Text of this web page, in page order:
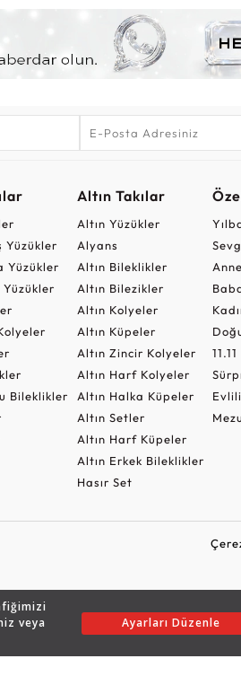
veya
Ayarları Düzenle
Yüzükler
Yüzükler
Bileklikler
Altın Takılar
Altın Yüzükler
Alyans
Altın Bileklikler
Altın Bilezikler
Altın Kolyeler
Altın Küpeler
Altın Zincir Kolyeler
Altın Harf Kolyeler
Altın Halka Küpeler
Altın Setler
Altın Harf Küpeler
Altın Erkek Bileklikler
Hasır Set
11.11
Pırlanta - Bu sitenin tüm hakları